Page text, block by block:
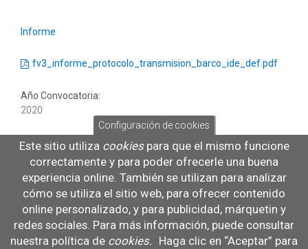
Informe
fv3_informe_protocolo_transmision_barco_ide_def.pdf
Año Convocatoria:
2020
Proyecto relacionado:
GEOCAP - Integración de bases de datos de capturas totales
en una infraestructura espacial para la gestión sostenible de
la pesca
Formato:
pdf
Num Paginas:
4
Configuración de cookies
Este sitio utiliza cookiespara que el mismo funcione
correctamente y para poder ofrecerle una buena
experiencia online. También se utilizan para analizar
cómo se utiliza el sitio web, para ofrecer contenido
online personalizado, y para publicidad, márquetin y
redes sociales. Para más información, puede consultar
nuestra política de cookies. Haga clic en “Aceptar” para